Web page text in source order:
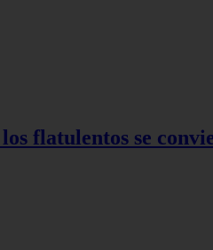
flatulentos se